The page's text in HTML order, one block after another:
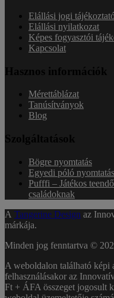
Elállási jogi
Elállási nyilatkozat
Képes fogyasztói
Kapcsolat
Hasznos információk
Mérettáblázat
Tanúsítványok
Blog
Szolgáltatások
Bögre nyomtatás
Egyedi póló nyomtatás
Pufffi – Játékos
családoknak
A Tangerine Design az
márkája.
Minden jog fenntartva ©
A weboldalon található képi
felhasználásakor az
Ft + ÁFA összeget jogosult